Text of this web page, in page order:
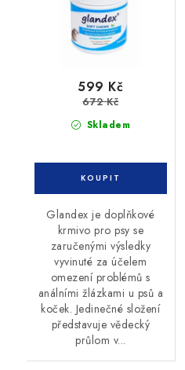
Skladem
599 Kč
672 Kč
Glandex je doplňkové
krmivo pro psy se
zaručenými výsledky
vyvinuté za účelem
omezení problémů s
análními žlázkami u psů a
koček. Jedinečné složení
představuje vědecký
průlom v...